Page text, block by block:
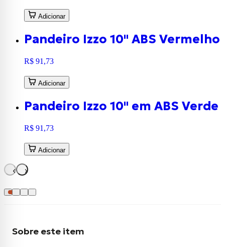
Adicionar
Pandeiro Izzo 10" ABS
R$ 91,73
Adicionar
Pandeiro Izzo 10" em ABS
R$ 91,73
Adicionar
Sobre este item